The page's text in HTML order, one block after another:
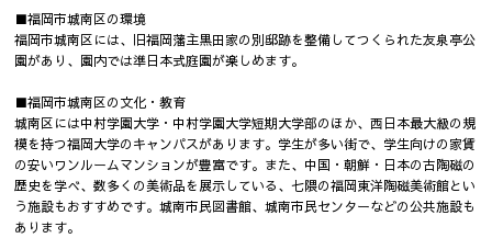
■福岡市城南区の環境
福岡市城南区には、旧福岡藩主黒田家の別邸跡を整備してつくられた友泉亭公
園があり、園内では準日本式庭園が楽しめます。
■福岡市城南区の文化・教育
城南区には中村学園大学・中村学園大学短期大学部のほか、西日本最大級の規
模を持つ福岡大学のキャンパスがあります。学生が多い街で、学生向けの家賃
の安いワンルームマンションが豊富です。また、中国・朝鮮・日本の古陶磁の
歴史を学べ、数多くの美術品を展示している、七隈の福岡東洋陶磁美術館とい
う施設もおすすめです。城南市民図書館、城南市民センターなどの公共施設も
あります。